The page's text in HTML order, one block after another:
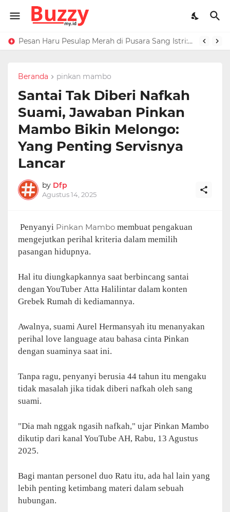
Pesan Haru Pesulap Merah di Pusara Sang Istri: Sekarang Kamu Enggak Perlu Sakit Disuntik Lagi
Raffi Ahmad Masih di LN, Kirim Rp 1 M ke Jeje Buat Korban Longsor Bandung Barat
Beranda pinkan mambo
Santai Tak Diberi Nafkah
Suami, Jawaban Pinkan
Mambo Bikin Melongo:
Yang Penting Servisnya
Lancar
by Dfp
Agustus 14, 2025
Penyanyi Pinkan Mambo membuat pengakuan
mengejutkan perihal kriteria dalam memilih
pasangan hidupnya.
Hal itu diungkapkannya saat berbincang santai
dengan YouTuber Atta Halilintar dalam konten
Grebek Rumah di kediamannya.
Awalnya, suami Aurel Hermansyah itu menanyakan
perihal love language atau bahasa cinta Pinkan
dengan suaminya saat ini.
Tanpa ragu, penyanyi berusia 44 tahun itu mengaku
tidak masalah jika tidak diberi nafkah oleh sang
suami.
"Dia mah nggak ngasih nafkah," ujar Pinkan Mambo
dikutip dari kanal YouTube AH, Rabu, 13 Agustus
2025.
Bagi mantan personel duo Ratu itu, ada hal lain yang
lebih penting ketimbang materi dalam sebuah
hubungan.